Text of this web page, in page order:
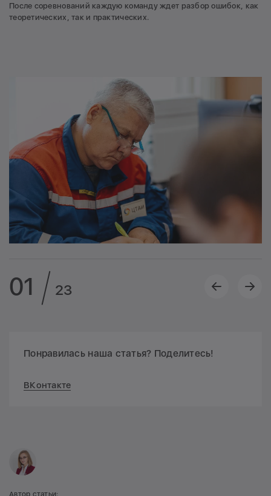
После соревнований каждую команду ждет разбор ошибок, как
теоретических, так и практических.
01 23
Понравилась наша статья? Поделитесь!
ВКонтакте